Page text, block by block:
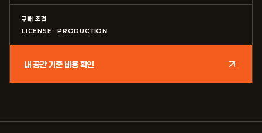
구매 조건
LICENSE · PRODUCTION
내 공간 기준 비용 확인